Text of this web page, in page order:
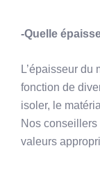
-Quelle
L’épaisseur du
fonction de
isoler, le
Nos
valeurs